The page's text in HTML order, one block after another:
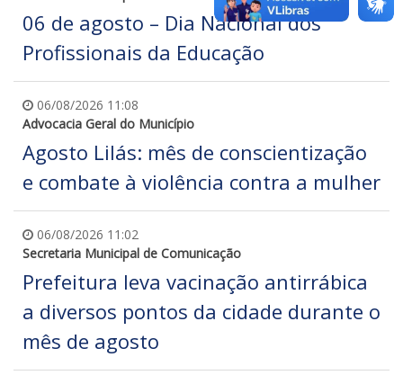
06 de agosto – Dia Nacional dos
Profissionais da Educação
06/08/2026 11:08
Advocacia Geral do Município
Agosto Lilás: mês de conscientização
e combate à violência contra a mulher
06/08/2026 11:02
Secretaria Municipal de Comunicação
Prefeitura leva vacinação antirrábica
a diversos pontos da cidade durante o
mês de agosto